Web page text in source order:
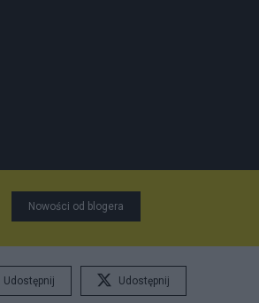
Nowości od blogera
Udostępnij Udostępnij